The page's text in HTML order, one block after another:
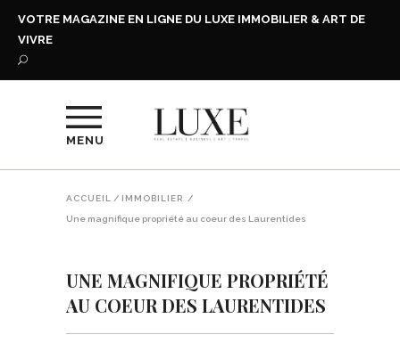
VOTRE MAGAZINE EN LIGNE DU LUXE IMMOBILIER & ART DE
VIVRE
MENU
ACCUEIL / IMMOBILIER /
Une magnifique propriété au coeur des Laurentides
UNE MAGNIFIQUE PROPRIÉTÉ
AU COEUR DES LAURENTIDES